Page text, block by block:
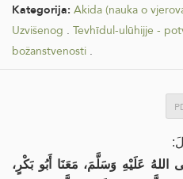
Kategorija: Akida (nauka o
Uzvišenog . Tevhīdul-ulūhijje -
božanstvenosti .
عَلَيْهِ وَسَلَّمَ، مَعَنَا أَبُو بَكْرٍ،